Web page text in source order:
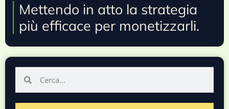
Mettendo in atto la strategia
più efficace per monetizzarli.